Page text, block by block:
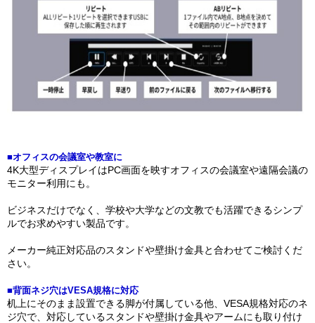
■オフィスの会議室や教室に
4K大型ディスプレイはPC画面を映すオフィスの会議室や遠隔会議の
モニター利用にも。
ビジネスだけでなく、学校や大学などの文教でも活躍できるシンプ
ルでお求めやすい製品です。
メーカー純正対応品のスタンドや壁掛け金具と合わせてご検討くだ
さい。
■背面ネジ穴はVESA規格に対応
机上にそのまま設置できる脚が付属している他、VESA規格対応のネ
ジ穴で、対応しているスタンドや壁掛け金具やアームにも取り付け